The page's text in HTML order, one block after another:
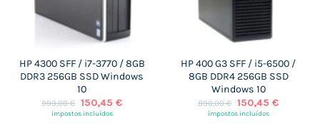
HP 4300 SFF / i7-3770 / 8GB
DDR3 256GB SSD Windows
10
999,00€ O
preço
150,45 €O
impostos incluídos
HP 400 G3 SFF / i5-6500 /
8GB DDR4 256GB SSD
Windows 10
890,00€ O
preço
150,45 €O
impostos incluídos